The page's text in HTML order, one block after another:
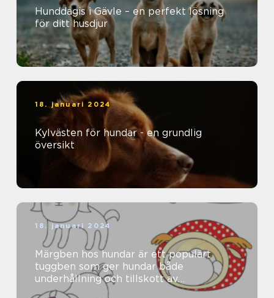
Hunddagis i Gävle – en perfekt lösning
för ditt husdjur
18. januari 2024
Kylvästen för hundar - en grundlig
översikt
18. januari 2024
Märgben hos hundar är ett populärt
tuggben som ger hundar både
underhållning och tillskott av
näringsämnen